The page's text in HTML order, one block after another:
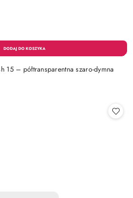
15 – półtransparentna szaro-dymna